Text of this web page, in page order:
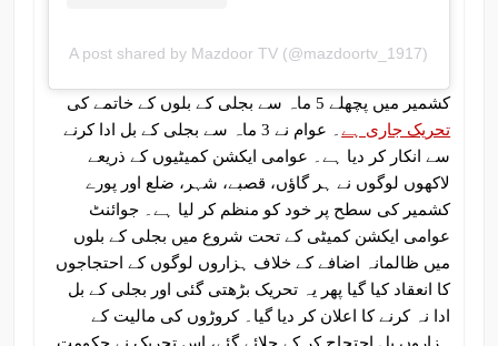
A post shared by Mazdoor TV (@mazdoortv_1917)
کشمیر میں پچھلے 5 ماہ سے بجلی کے بلوں کے خاتمے کی
تحریک جاری ہے
۔ عوام نے 3 ماہ سے بجلی کے بل ادا کرنے
سے انکار کر دیا ہے۔ عوامی ایکشن کمیٹیوں کے ذریعے
لاکھوں لوگوں نے ہر گاؤں، قصبے، شہر، ضلع اور پورے
کشمیر کی سطح پر خود کو منظم کر لیا ہے۔ جوائنٹ
عوامی ایکشن کمیٹی کے تحت شروع میں بجلی کے بلوں
میں ظالمانہ اضافے کے خلاف ہزاروں لوگوں کے احتجاجوں
کا انعقاد کیا گیا پھر یہ تحریک بڑھتی گئی اور بجلی کے بل
ادا نہ کرنے کا اعلان کر دیا گیا۔ کروڑوں کی مالیت کے